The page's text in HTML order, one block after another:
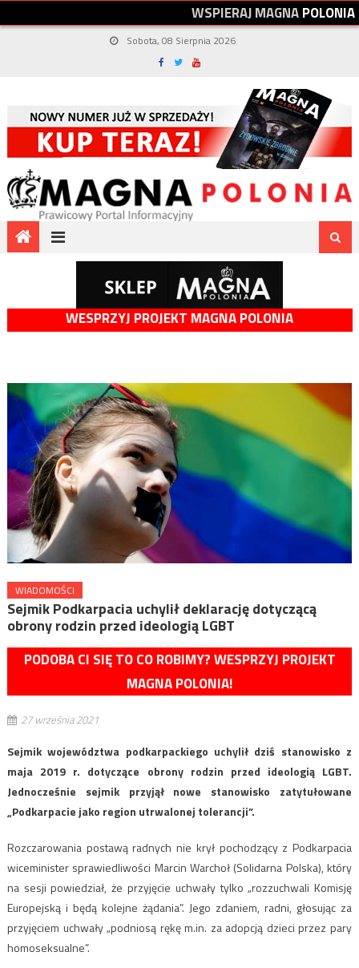
WSPIERAJMAGNAPOLONIA
Sobota, 08 Sierpnia 2026
WESPRZYJ PROJEKT MAGNA POLONIA
WIADOMOŚCI
Sejmik Podkarpacia uchylił deklarację dotyczącą
obrony rodzin przed ideologią LGBT
PODOBA CI SIĘ TO CO ROBIMY? WESPRZYJ PROJEKT
MAGNA POLONIA!
27 września 2021
Sejmik województwa podkarpackiego uchylił dziś stanowisko z
maja 2019 r. dotyczące obrony rodzin przed ideologią LGBT.
Jednocześnie sejmik przyjął nowe stanowisko zatytułowane
„Podkarpacie jako region utrwalonej tolerancji”.
Rozczarowania postawą radnych nie krył pochodzący z Podkarpacia
wiceminister sprawiedliwości Marcin Warchoł (Solidarna Polska), który
na sesji powiedział, że przyjęcie uchwały tylko „rozzuchwali Komisję
Europejską i będą kolejne żądania”. Jego zdaniem, radni, głosując za
przyjęciem uchwały „podniosą rękę m.in. za adopcją dzieci przez pary
homoseksualne”.